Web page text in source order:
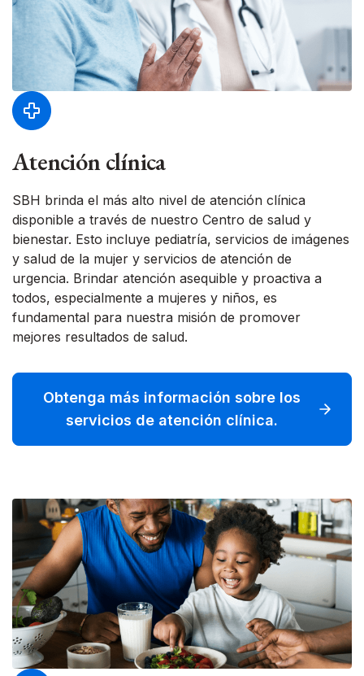
Atención clínica
SBH brinda el más alto nivel de atención clínica
disponible a través de nuestro Centro de salud y
bienestar. Esto incluye pediatría, servicios de imágenes
y salud de la mujer y servicios de atención de
urgencia. Brindar atención asequible y proactiva a
todos, especialmente a mujeres y niños, es
fundamental para nuestra misión de promover
mejores resultados de salud.
Obtenga más información sobre los
servicios de atención clínica.